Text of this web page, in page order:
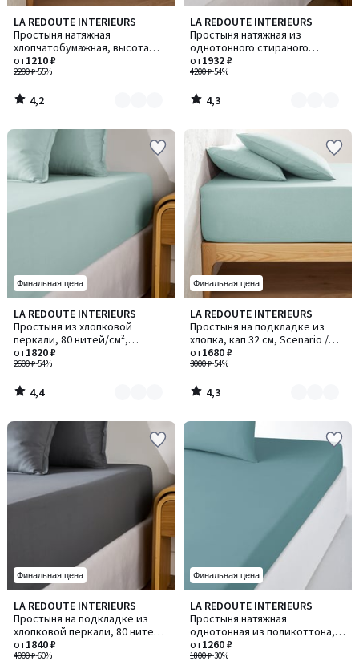
LA REDOUTE INTERIEURS
Простыня натяжная
хлопчатобумажная, высота
бортика 25 см, Scenario /
Сценарио
2200 ₽-55%
от1210 ₽
4,2
/ 5
Количество
цветов:
8
4,2
/
LA REDOUTE INTERIEURS
Простыня натяжная из
однотонного стираного
хлопка, віысота бортика 30 см,
Scenario / Сценарио
4200 ₽-54%
от1932 ₽
4,3
/ 5
Количество
цветов:
2
4,3
/
Финальная цена
LA REDOUTE INTERIEURS
Простыня из хлопковой
перкали, 80 нитей/см²,
Scenario / Сценарио
2600 ₽-54%
от1820 ₽
4,4
/ 5
Количество
цветов:
7
4,4
/
Финальная цена
LA REDOUTE INTERIEURS
Простыня на подкладке из
хлопка, кап 32 см, Scenario /
Сценарио
3000 ₽-54%
от1680 ₽
4,3
/ 5
Количество
цветов:
9
4,3
/
Финальная цена
LA REDOUTE INTERIEURS
Простыня на подкладке из
хлопковой перкали, 80 нитей/
см², 35 см, Scenario / Сценарио
4000 ₽-60%
от1840 ₽
4,5
/ 5
Количество
цветов:
11
Финальная цена
LA REDOUTE INTERIEURS
Простыня натяжная
однотонная из поликоттона,
клапан 25 см, Scenario /
Сценарио
1800 ₽-30%
от1260 ₽
4,2
/ 5
Количество
цветов:
4